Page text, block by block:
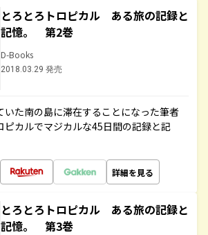
とろとろトロピカル ある旅の記録と
記憶。 第2巻
D-Books
2018.03.29 発売
いた南の島に滞在することになった筆者
ピカルでマジカルな45日間の記録と記
詳細を見る
とろとろトロピカル ある旅の記録と
記憶。 第3巻